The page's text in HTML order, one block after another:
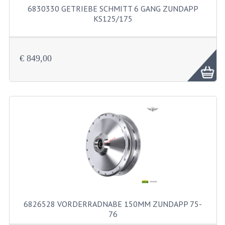
REIFEN
REIFEN 18"
REIFEN 21"
SCHLOSSER
SCHRAUBENSÄTZE
ZUNDAPP 515 EDELSTAHL
ZUNDAPP 517 EDELSTAHL
6830330 GETRIEBE SCHMITT 6 GANG ZUNDAPP
KS125/175
€ 849,00
6826528 VORDERRADNABE 150MM ZUNDAPP 75-
76